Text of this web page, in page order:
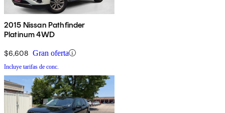
2015 Nissan Pathfinder
Platinum 4WD
$6,608 Gran oferta
Incluye tarifas de conc.